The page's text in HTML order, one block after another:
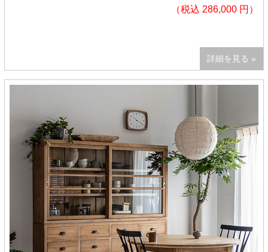
（税込 286,000 円）
詳細を見る »